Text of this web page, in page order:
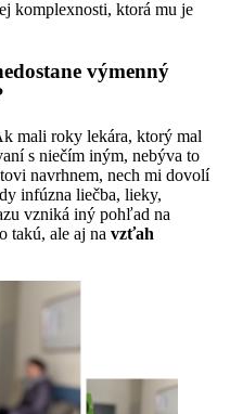
komplexnosti, ktorá mu je
výmenný
mali roky lekára, ktorý mal
s niečím iným, nebýva to
navrhnem, nech mi dovolí
infúzna liečba, lieky,
vzniká iný pohľad na
takú, ale aj na vzťah